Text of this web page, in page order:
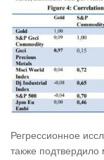
Регрессионное
также